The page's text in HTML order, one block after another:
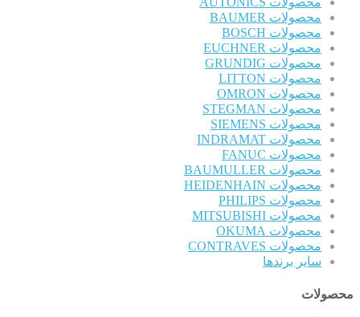
محصولات BAUMER
محصولات BOSCH
محصولات EUCHNER
محصولات GRUNDIG
محصولات LITTON
محصولات OMRON
محصولات STEGMAN
محصولات SIEMENS
محصولات INDRAMAT
محصولات FANUC
محصولات BAUMULLER
محصولات HEIDENHAIN
محصولات PHILIPS
محصولات MITSUBISHI
محصولات OKUMA
محصولات CONTRAVES
سایر برندها
محصولات